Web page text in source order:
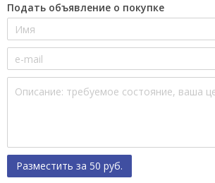
Подать объявление о покупке
Разместить за 50 руб.